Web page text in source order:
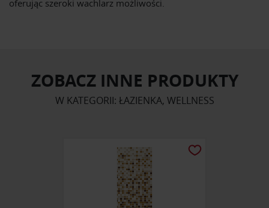
oferując szeroki wachlarz możliwości.
ZOBACZ INNE PRODUKTY
W KATEGORII: ŁAZIENKA, WELLNESS